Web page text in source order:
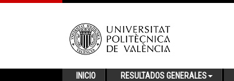
INICIO RESULTADOS GENERALES